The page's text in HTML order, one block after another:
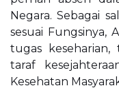
Negara. Sebagai
sesuai Fungsinya,
tugas
taraf
Kesehatan